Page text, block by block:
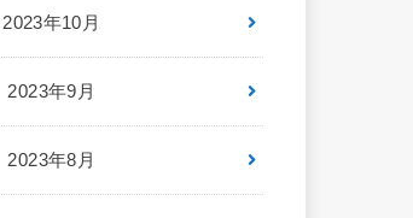
2023年10月
2023年9月
2023年8月